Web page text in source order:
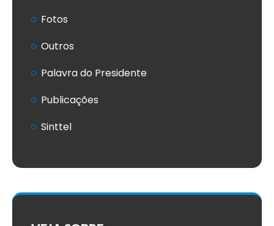
Fotos
Outros
Palavra do Presidente
Publicações
Sinttel